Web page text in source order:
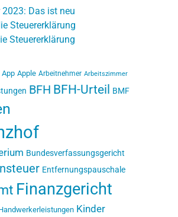
Das ist neu
Steuererklärung
Steuererklärung
App Apple Arbeitnehmer Arbeitszimmer
BFH BFH-Urteil BMF
Bundesverfassungsgericht
Entfernungspauschale
Finanzgericht
Kinder